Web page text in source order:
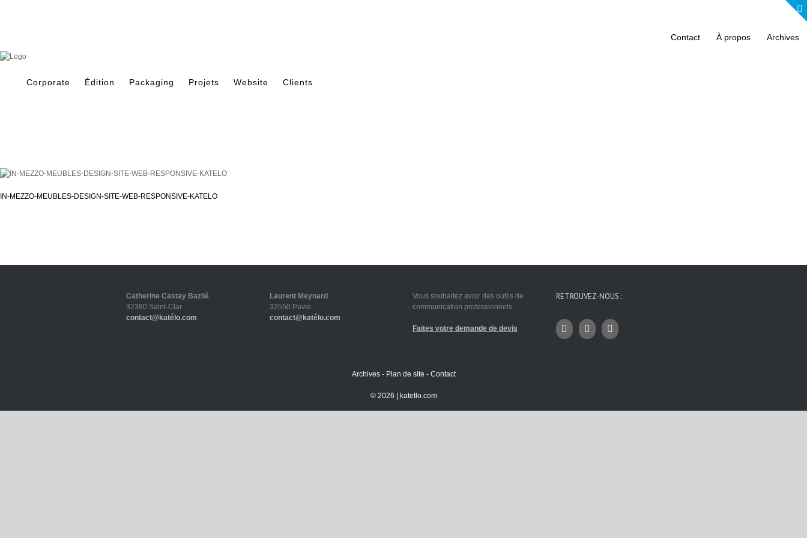
Contact À propos Archives
Corporate Édition Packaging Projets Website Clients
IN-MEZZO-MEUBLES-DESIGN-SITE-WEB-RESPONSIVE-KATELO
Catherine Castay Bazilé
32380 Saint-Clar
contact@katélo.com
Laurent Meynard
32550 Pavie
contact@katélo.com
Vous souhaitez avoir des outils de
communication professionnels :
Faites votre demande de devis
RETROUVEZ-NOUS :
Archives- Plan de site - Contact
© 2026 | katetlo.com